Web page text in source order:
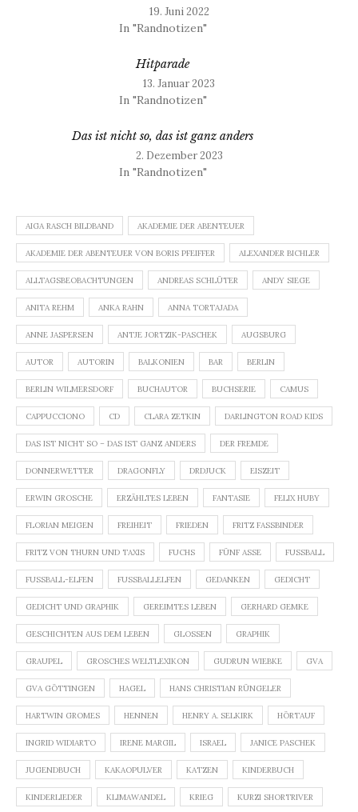
19. Juni 2022
In "Randnotizen"
Hitparade
13. Januar 2023
In "Randnotizen"
Das ist nicht so, das ist ganz anders
2. Dezember 2023
In "Randnotizen"
AIGA RASCH BILDBAND AKADEMIE DER ABENTEUER
AKADEMIE DER ABENTEUER VON BORIS PFEIFFER ALEXANDER BICHLER
ALLTAGSBEOBACHTUNGEN ANDREAS SCHLÜTER ANDY SIEGE
ANITA REHM ANKA RAHN ANNA TORTAJADA
ANNE JASPERSEN ANTJE JORTZIK-PASCHEK AUGSBURG
AUTOR AUTORIN BALKONIEN BAR BERLIN
BERLIN WILMERSDORF BUCHAUTOR BUCHSERIE CAMUS
CAPPUCCIONO CD CLARA ZETKIN DARLINGTON ROAD KIDS
DAS IST NICHT SO – DAS IST GANZ ANDERS DER FREMDE
DONNERWETTER DRAGONFLY DRDJUCK EISZEIT
ERWIN GROSCHE ERZÄHLTES LEBEN FANTASIE FELIX HUBY
FLORIAN MEIGEN FREIHEIT FRIEDEN FRITZ FASSBINDER
FRITZ VON THURN UND TAXIS FUCHS FÜNF ASSE FUSSBALL
FUSSBALL-ELFEN FUSSBALLELFEN GEDANKEN GEDICHT
GEDICHT UND GRAPHIK GEREIMTES LEBEN GERHARD GEMKE
GESCHICHTEN AUS DEM LEBEN GLOSSEN GRAPHIK
GRAUPEL GROSCHES WELTLEXIKON GUDRUN WIEBKE GVA
GVA GÖTTINGEN HAGEL HANS CHRISTIAN RÜNGELER
HARTWIN GROMES HENNEN HENRY A. SELKIRK HÖRTAUF
INGRID WIDIARTO IRENE MARGIL ISRAEL JANICE PASCHEK
JUGENDBUCH KAKAOPULVER KATZEN KINDERBUCH
KINDERLIEDER KLIMAWANDEL KRIEG KURZI SHORTRIVER